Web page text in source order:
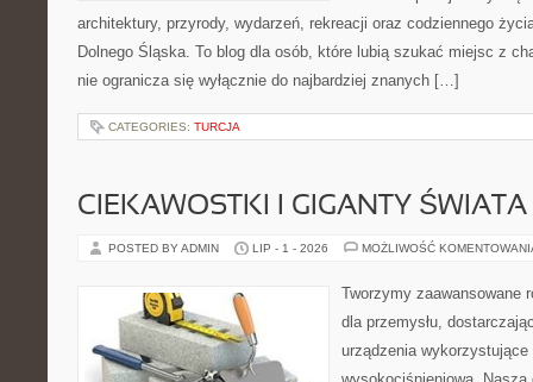
architektury, przyrody, wydarzeń, rekreacji oraz codziennego
Dolnego Śląska. To blog dla osób, które lubią szukać miejsc z
nie ogranicza się wyłącznie do najbardziej znanych […]
CATEGORIES: TURCJA
CIEKAWOSTKI I GIGANTY ŚWIATA
POSTED BY ADMIN LIP - 1 - 2026 MOŻLIWOŚĆ
Tworzymy zaawansowane
dla przemysłu,
urządzenia wykorzystujące